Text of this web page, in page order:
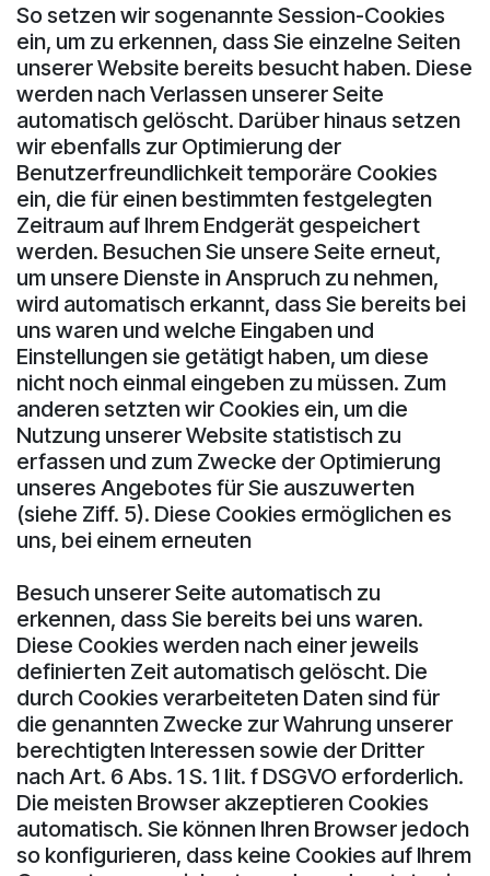
So setzen wir sogenannte Session-Cookies
ein, um zu erkennen, dass Sie einzelne Seiten
unserer Website bereits besucht haben. Diese
werden nach Verlassen unserer Seite
automatisch gelöscht. Darüber hinaus setzen
wir ebenfalls zur Optimierung der
Benutzerfreundlichkeit temporäre Cookies
ein, die für einen bestimmten festgelegten
Zeitraum auf Ihrem Endgerät gespeichert
werden. Besuchen Sie unsere Seite erneut,
um unsere Dienste in Anspruch zu nehmen,
wird automatisch erkannt, dass Sie bereits bei
uns waren und welche Eingaben und
Einstellungen sie getätigt haben, um diese
nicht noch einmal eingeben zu müssen. Zum
anderen setzten wir Cookies ein, um die
Nutzung unserer Website statistisch zu
erfassen und zum Zwecke der Optimierung
unseres Angebotes für Sie auszuwerten
(siehe Ziff. 5). Diese Cookies ermöglichen es
uns, bei einem erneuten
Besuch unserer Seite automatisch zu
erkennen, dass Sie bereits bei uns waren.
Diese Cookies werden nach einer jeweils
definierten Zeit automatisch gelöscht. Die
durch Cookies verarbeiteten Daten sind für
die genannten Zwecke zur Wahrung unserer
berechtigten Interessen sowie der Dritter
nach Art. 6 Abs. 1 S. 1 lit. f DSGVO erforderlich.
Die meisten Browser akzeptieren Cookies
automatisch. Sie können Ihren Browser jedoch
so konfigurieren, dass keine Cookies auf Ihrem